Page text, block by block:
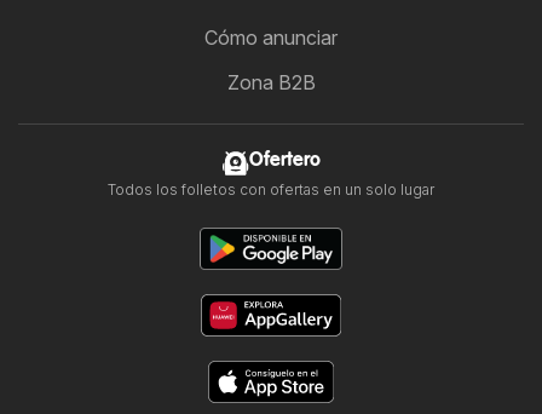
Cómo anunciar
Zona B2B
Ofertero
Todos los folletos con ofertas en un solo lugar